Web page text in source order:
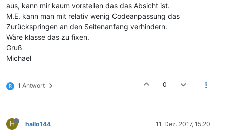
aus, kann mir kaum vorstellen das das Absicht ist.
M.E. kann man mit relativ wenig Codeanpassung das
Zurückspringen an den Seitenanfang verhindern.
Wäre klasse das zu fixen.
Gruß
Michael
R 1 Antwort 0
H hallo144 11. Dez. 2017, 15:20